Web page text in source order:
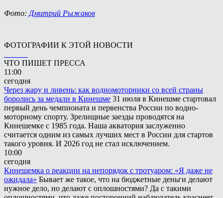
Фото: Дмитрий Рыжаков
ФОТОГРАФИИ К ЭТОЙ НОВОСТИ
ЧТО ПИШЕТ ПРЕССА
11:00
сегодня
Через жару и ливень: как водномоторники со всей страны
боролись за медали в Кинешме 31 июля в Кинешме стартовал
первый день чемпионата и первенства России по водно-
моторному спорту. Зрелищные заезды проводятся на
Кинешемке с 1985 года. Наша акватория заслуженно
считается одним из самых лучших мест в России для стартов
такого уровня. И 2026 год не стал исключением.
10:00
сегодня
Кинешемка о реакции на непорядок с тротуаром: «Я даже не
ожидала» Бывает же такое, что на бюджетные деньги делают
нужное дело, но делают с оплошностями? Да с такими